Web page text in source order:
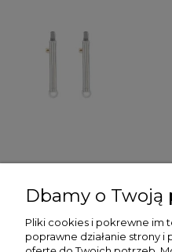
Dbamy o Twoją
Pliki cookies i pokrewne im
poprawne działanie strony